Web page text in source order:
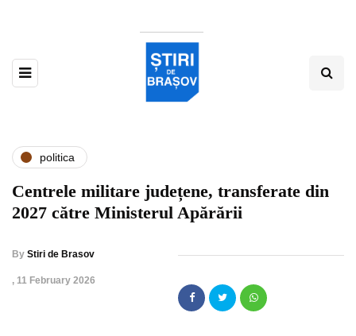
politica
Centrele militare județene, transferate din
2027 către Ministerul Apărării
By Stiri de Brasov
, 11 February 2026